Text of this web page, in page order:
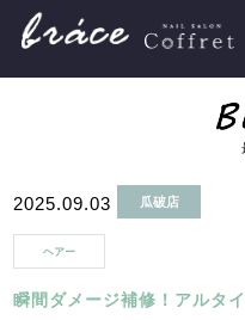
2025.09.03 瓜破店
ヘアー
瞬間ダメージ補修！アルタ